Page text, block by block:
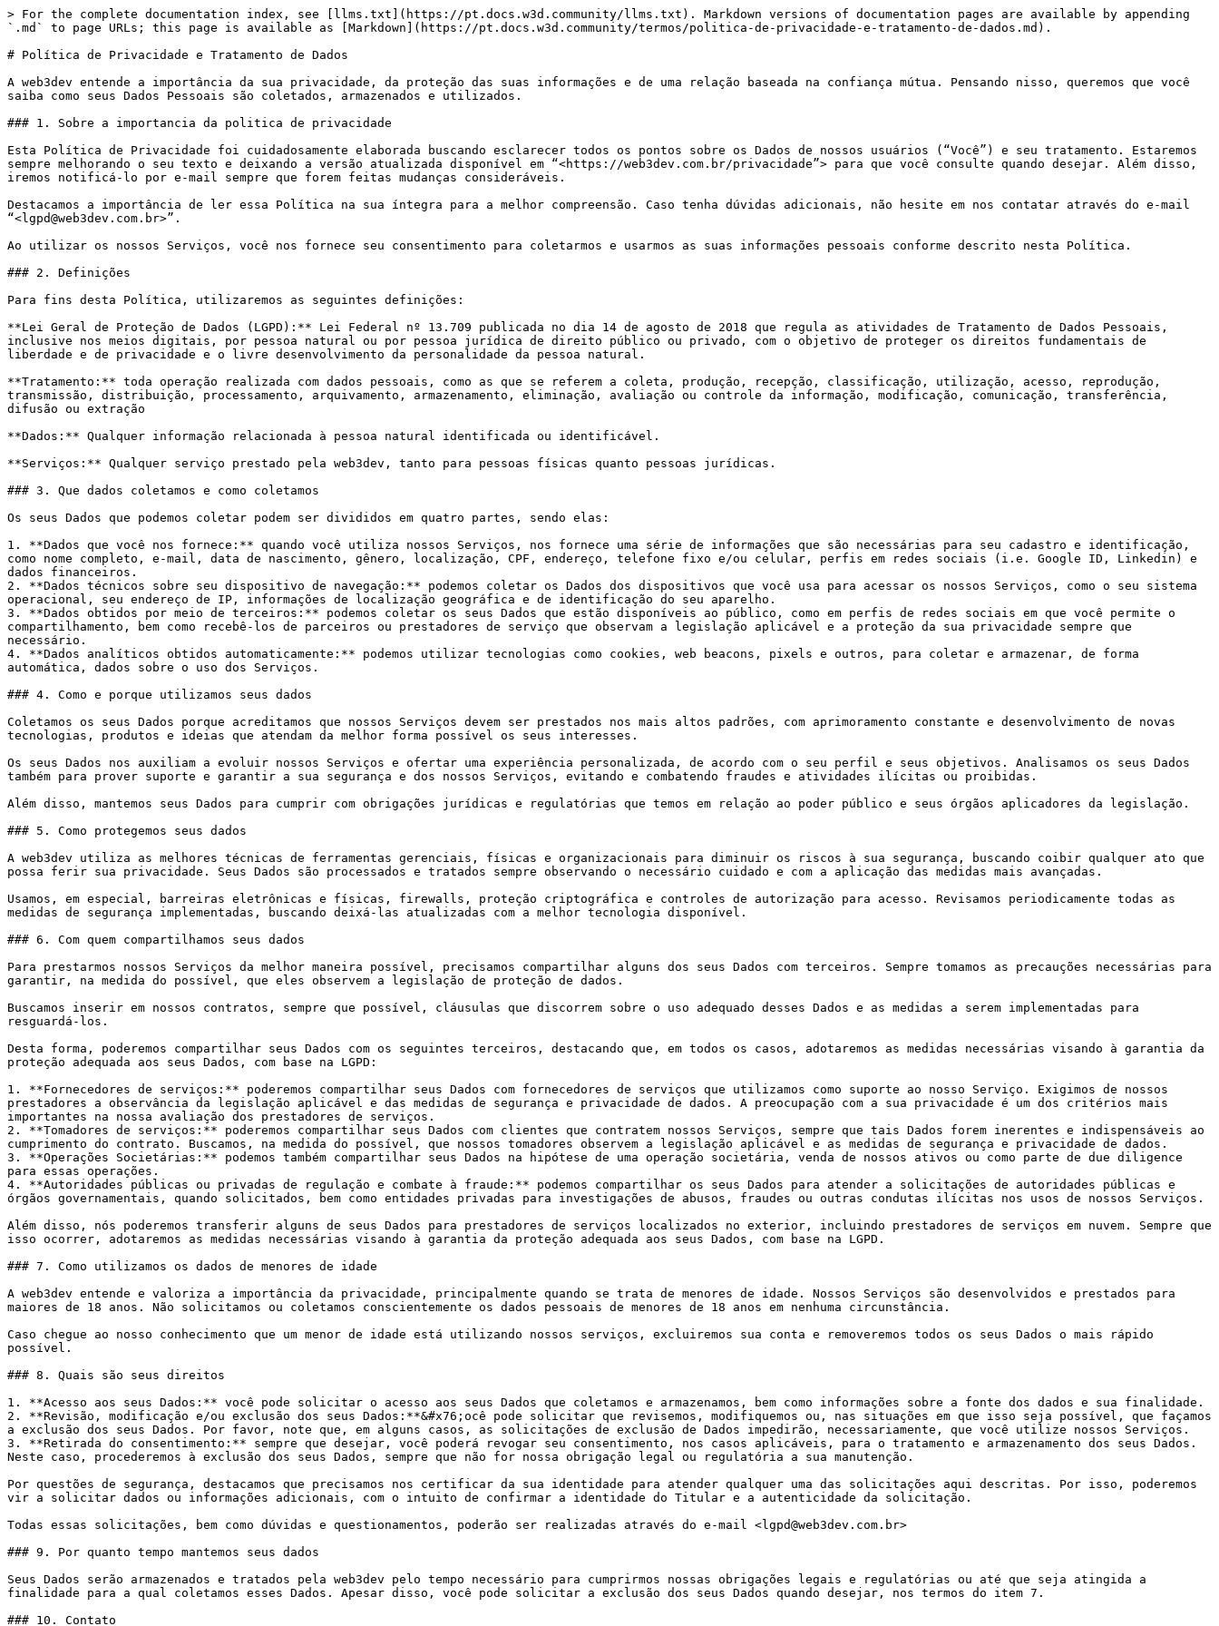
> For the complete documentation index, see [llms.txt](https://pt.docs.w3d.community/llms.txt). Markdown versions of documentation pages are available by appending
`.md` to page URLs; this page is available as [Markdown](https://pt.docs.w3d.community/termos/politica-de-privacidade-e-tratamento-de-dados.md).
# Política de Privacidade e Tratamento de Dados
A web3dev entende a importância da sua privacidade, da proteção das suas informações e de uma relação baseada na confiança mútua. Pensando nisso, queremos que você
saiba como seus Dados Pessoais são coletados, armazenados e utilizados.
### 1. Sobre a importancia da politica de privacidade
Esta Política de Privacidade foi cuidadosamente elaborada buscando esclarecer todos os pontos sobre os Dados de nossos usuários (“Você”) e seu tratamento. Estaremos
sempre melhorando o seu texto e deixando a versão atualizada disponível em “<https://web3dev.com.br/privacidade”> para que você consulte quando desejar. Além disso,
iremos notificá-lo por e-mail sempre que forem feitas mudanças consideráveis.
Destacamos a importância de ler essa Política na sua íntegra para a melhor compreensão. Caso tenha dúvidas adicionais, não hesite em nos contatar através do e-mail
“<lgpd@web3dev.com.br>”.
Ao utilizar os nossos Serviços, você nos fornece seu consentimento para coletarmos e usarmos as suas informações pessoais conforme descrito nesta Política.
### ​2. Definições
Para fins desta Política, utilizaremos as seguintes definições:
**Lei Geral de Proteção de Dados (LGPD):** Lei Federal nº 13.709 publicada no dia 14 de agosto de 2018 que regula as atividades de Tratamento de Dados Pessoais,
inclusive nos meios digitais, por pessoa natural ou por pessoa jurídica de direito público ou privado, com o objetivo de proteger os direitos fundamentais de
liberdade e de privacidade e o livre desenvolvimento da personalidade da pessoa natural.
**Tratamento:** toda operação realizada com dados pessoais, como as que se referem a coleta, produção, recepção, classificação, utilização, acesso, reprodução,
transmissão, distribuição, processamento, arquivamento, armazenamento, eliminação, avaliação ou controle da informação, modificação, comunicação, transferência,
difusão ou extração
**Dados:** Qualquer informação relacionada à pessoa natural identificada ou identificável.
**Serviços:** Qualquer serviço prestado pela web3dev, tanto para pessoas físicas quanto pessoas jurídicas.
### 3. Que dados coletamos e como coletamos​
Os seus Dados que podemos coletar podem ser divididos em quatro partes, sendo elas:
1. **Dados que você nos fornece:** quando você utiliza nossos Serviços, nos fornece uma série de informações que são necessárias para seu cadastro e identificação,
como nome completo, e-mail, data de nascimento, gênero, localização, CPF, endereço, telefone fixo e/ou celular, perfis em redes sociais (i.e. Google ID, Linkedin) e
dados financeiros.
2. **Dados técnicos sobre seu dispositivo de navegação:** podemos coletar os Dados dos dispositivos que você usa para acessar os nossos Serviços, como o seu sistema
operacional, seu endereço de IP, informações de localização geográfica e de identificação do seu aparelho.
3. **Dados obtidos por meio de terceiros:** podemos coletar os seus Dados que estão disponíveis ao público, como em perfis de redes sociais em que você permite o
compartilhamento, bem como recebê-los de parceiros ou prestadores de serviço que observam a legislação aplicável e a proteção da sua privacidade sempre que
necessário.
4. **Dados analíticos obtidos automaticamente:** podemos utilizar tecnologias como cookies, web beacons, pixels e outros, para coletar e armazenar, de forma
automática, dados sobre o uso dos Serviços.
### 4. Como e porque utilizamos seus dados
Coletamos os seus Dados porque acreditamos que nossos Serviços devem ser prestados nos mais altos padrões, com aprimoramento constante e desenvolvimento de novas
tecnologias, produtos e ideias que atendam da melhor forma possível os seus interesses.
Os seus Dados nos auxiliam a evoluir nossos Serviços e ofertar uma experiência personalizada, de acordo com o seu perfil e seus objetivos. Analisamos os seus Dados
também para prover suporte e garantir a sua segurança e dos nossos Serviços, evitando e combatendo fraudes e atividades ilícitas ou proibidas.
Além disso, mantemos seus Dados para cumprir com obrigações jurídicas e regulatórias que temos em relação ao poder público e seus órgãos aplicadores da legislação.
### 5. Como protegemos seus dados
A web3dev utiliza as melhores técnicas de ferramentas gerenciais, físicas e organizacionais para diminuir os riscos à sua segurança, buscando coibir qualquer ato que
possa ferir sua privacidade. Seus Dados são processados e tratados sempre observando o necessário cuidado e com a aplicação das medidas mais avançadas.
Usamos, em especial, barreiras eletrônicas e físicas, firewalls, proteção criptográfica e controles de autorização para acesso. Revisamos periodicamente todas as
medidas de segurança implementadas, buscando deixá-las atualizadas com a melhor tecnologia disponível.
### 6. Com quem compartilhamos seus dados
Para prestarmos nossos Serviços da melhor maneira possível, precisamos compartilhar alguns dos seus Dados com terceiros. Sempre tomamos as precauções necessárias para
garantir, na medida do possível, que eles observem a legislação de proteção de dados.
Buscamos inserir em nossos contratos, sempre que possível, cláusulas que discorrem sobre o uso adequado desses Dados e as medidas a serem implementadas para
resguardá-los.
Desta forma, poderemos compartilhar seus Dados com os seguintes terceiros, destacando que, em todos os casos, adotaremos as medidas necessárias visando à garantia da
proteção adequada aos seus Dados, com base na LGPD:
1. **Fornecedores de serviços:** poderemos compartilhar seus Dados com fornecedores de serviços que utilizamos como suporte ao nosso Serviço. Exigimos de nossos
prestadores a observância da legislação aplicável e das medidas de segurança e privacidade de dados. A preocupação com a sua privacidade é um dos critérios mais
importantes na nossa avaliação dos prestadores de serviços.
2. **Tomadores de serviços:** poderemos compartilhar seus Dados com clientes que contratem nossos Serviços, sempre que tais Dados forem inerentes e indispensáveis ao
cumprimento do contrato. Buscamos, na medida do possível, que nossos tomadores observem a legislação aplicável e as medidas de segurança e privacidade de dados.
3. **Operações Societárias:** podemos também compartilhar seus Dados na hipótese de uma operação societária, venda de nossos ativos ou como parte de due diligence
para essas operações.
4. **Autoridades públicas ou privadas de regulação e combate à fraude:** podemos compartilhar os seus Dados para atender a solicitações de autoridades públicas e
órgãos governamentais, quando solicitados, bem como entidades privadas para investigações de abusos, fraudes ou outras condutas ilícitas nos usos de nossos Serviços.
Além disso, nós poderemos transferir alguns de seus Dados para prestadores de serviços localizados no exterior, incluindo prestadores de serviços em nuvem. Sempre que
isso ocorrer, adotaremos as medidas necessárias visando à garantia da proteção adequada aos seus Dados, com base na LGPD.
### 7. Como utilizamos os dados de menores de idade
A web3dev entende e valoriza a importância da privacidade, principalmente quando se trata de menores de idade. Nossos Serviços são desenvolvidos e prestados para
maiores de 18 anos. Não solicitamos ou coletamos conscientemente os dados pessoais de menores de 18 anos em nenhuma circunstância.
Caso chegue ao nosso conhecimento que um menor de idade está utilizando nossos serviços, excluiremos sua conta e removeremos todos os seus Dados o mais rápido
possível.
### 8. Quais são seus direitos
1. **Acesso aos seus Dados:** você pode solicitar o acesso aos seus Dados que coletamos e armazenamos, bem como informações sobre a fonte dos dados e sua finalidade.
2. **Revisão, modificação e/ou exclusão dos seus Dados:**&#x76;ocê pode solicitar que revisemos, modifiquemos ou, nas situações em que isso seja possível, que façamos
a exclusão dos seus Dados. Por favor, note que, em alguns casos, as solicitações de exclusão de Dados impedirão, necessariamente, que você utilize nossos Serviços.
3. **Retirada do consentimento:** sempre que desejar, você poderá revogar seu consentimento, nos casos aplicáveis, para o tratamento e armazenamento dos seus Dados.
Neste caso, procederemos à exclusão dos seus Dados, sempre que não for nossa obrigação legal ou regulatória a sua manutenção.
Por questões de segurança, destacamos que precisamos nos certificar da sua identidade para atender qualquer uma das solicitações aqui descritas. Por isso, poderemos
vir a solicitar dados ou informações adicionais, com o intuito de confirmar a identidade do Titular e a autenticidade da solicitação.
Todas essas solicitações, bem como dúvidas e questionamentos, poderão ser realizadas através do e-mail <lgpd@web3dev.com.br>
### 9. Por quanto tempo mantemos seus dados
Seus Dados serão armazenados e tratados pela web3dev pelo tempo necessário para cumprirmos nossas obrigações legais e regulatórias ou até que seja atingida a
finalidade para a qual coletamos esses Dados. Apesar disso, você pode solicitar a exclusão dos seus Dados quando desejar, nos termos do item 7.
### 10. Contato